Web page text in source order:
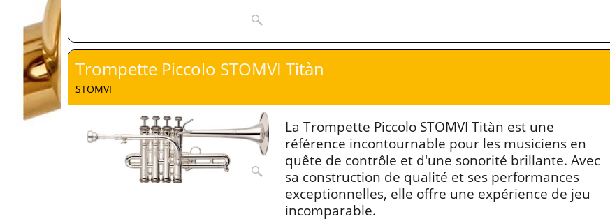
Trompette Piccolo STOMVI Titàn
STOMVI
La Trompette Piccolo STOMVI Titàn est une
référence incontournable pour les musiciens en
quête de contrôle et d'une sonorité brillante. Avec
sa construction de qualité et ses performances
exceptionnelles, elle offre une expérience de jeu
incomparable.